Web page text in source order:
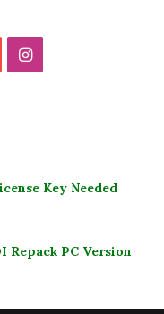
Instagram
Key Needed
Repack PC Version